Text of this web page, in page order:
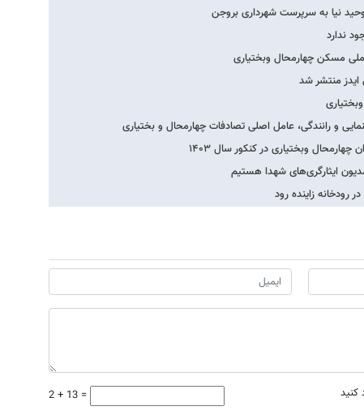
نیا به سرپرست شهرداری بروجن
ندارد
ایدز منتشر شد
و رانندگی، عامل اصلی تصادفات چهارمحال و بختیاری
ایثارگری‌های شهدا هستیم
رودخانه زاینده رود
کنید 2 + 13 =